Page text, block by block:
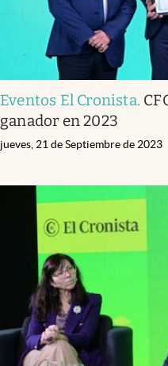
Eventos El Cronista.
ganador en 2023
jueves, 21 de Septiembre de 2023